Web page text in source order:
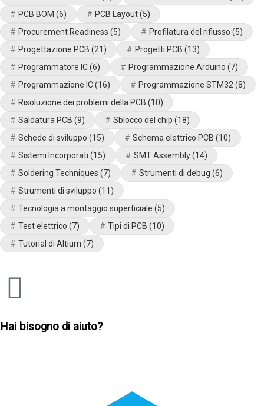
PCB BOM (6) PCB Layout(5)
Procurement Readiness (5) Profilatura del riflusso (5)
Progettazione PCB (21) Progetti PCB (13)
Programmatore IC(6) Programmazione Arduino (7)
Programmazione IC(16) Programmazione STM32(8)
Risoluzione dei problemi della PCB (10)
Saldatura PCB (9) Sblocco del chip (18)
Schede di sviluppo (15) Schema elettrico PCB (10)
Sistemi Incorporati (15) SMT Assembly(14)
Soldering Techniques (7) Strumenti di debug (6)
Strumenti di sviluppo (11)
Tecnologia a montaggio superficiale (5)
Test elettrico (7) Tipi di PCB (10)
Tutorial di Altium (7)
Hai bisogno di aiuto?